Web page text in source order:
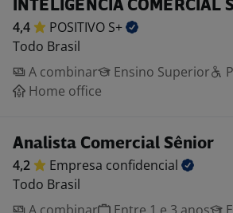
INTELIGÊNCIA COMERCIAL
4,4 POSITIVO S+
Todo Brasil
A combinar
Ensino Superior
Home office
Analista Comercial Sênior
4,2 Empresa confidencial
Todo Brasil